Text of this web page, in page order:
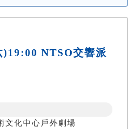
NTSO交響派
文化中心戶外劇場